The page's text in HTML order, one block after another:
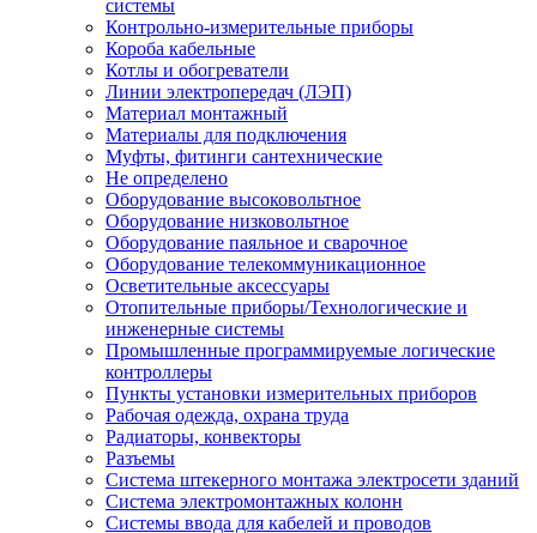
системы
Контрольно-измерительные приборы
Короба кабельные
Котлы и обогреватели
Линии электропередач (ЛЭП)
Материал монтажный
Материалы для подключения
Муфты, фитинги сантехнические
Не определено
Оборудование высоковольтное
Оборудование низковольтное
Оборудование паяльное и сварочное
Оборудование телекоммуникационное
Осветительные аксессуары
Отопительные приборы/Технологические и
инженерные системы
Промышленные программируемые логические
контроллеры
Пункты установки измерительных приборов
Рабочая одежда, охрана труда
Радиаторы, конвекторы
Разъемы
Система штекерного монтажа электросети зданий
Система электромонтажных колонн
Системы ввода для кабелей и проводов